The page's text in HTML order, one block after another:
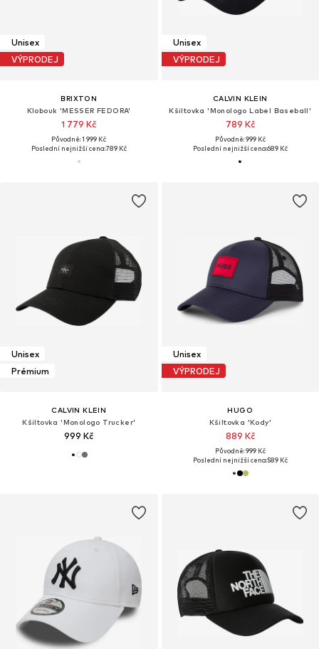
Unisex
VÝPRODEJ
BRIXTON
Klobouk 'MESSER FEDORA'
1 779 Kč
Původně: 1 999 Kč
Poslední nejnižší cena:789 Kč
Unisex
VÝPRODEJ
CALVIN KLEIN
Kšiltovka 'Monologo Label Baseball'
789 Kč
Původně: 999 Kč
Poslední nejnižší cena:689 Kč
Unisex
Prémium
CALVIN KLEIN
Kšiltovka 'Monologo Trucker'
999 Kč
Unisex
VÝPRODEJ
HUGO
Kšiltovka 'Kody'
889 Kč
Původně: 999 Kč
Poslední nejnižší cena:589 Kč